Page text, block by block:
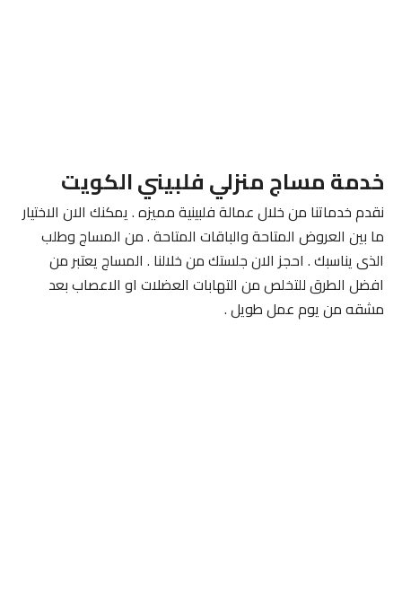
خدمة مساج منزلي فلبيني الكويت
نقدم خدماتنا من خلال عمالة فلبينية مميزه . يمكنك الان الاختيار
ما بين العروض المتاحة والباقات المتاحة . من المساج وطلب
الذى يناسبك . احجز الان جلستك من خلالنا . المساج يعتبر من
افضل الطرق للتخلص من التهابات العضلات او الاعصاب بعد
مشقه من يوم عمل طويل .